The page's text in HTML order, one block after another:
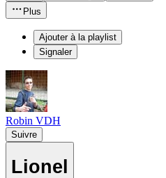
Plus
Ajouter à la playlist
Signaler
Robin VDH
Suivre
Lionel